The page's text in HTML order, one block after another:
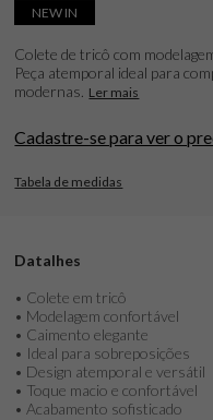
NEW IN
Colete de tricô com
Peça atemporal ideal para
modernas. Ler mais
Cadastre-se para ver o
Tabela de medidas
Datalhes
• Colete em tricô
• Modelagem confortável
• Caimento elegante
• Ideal para sobreposições
• Design atemporal e versátil
• Toque macio e confortável
• Acabamento sofisticado